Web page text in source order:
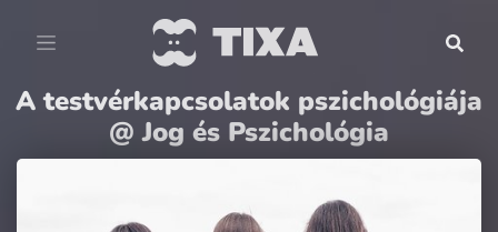
A testvérkapcsolatok pszichológiája
@ Jog és Pszichológia